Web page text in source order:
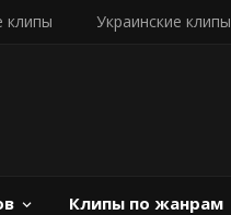
клипы Украинские клипы
Клипы по жанрам